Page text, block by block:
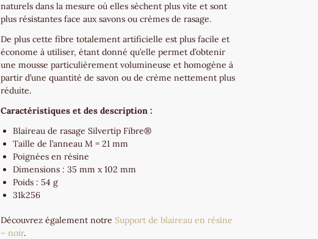
naturels dans la mesure où elles sèchent plus vite et sont
plus résistantes face aux savons ou crèmes de rasage.
De plus cette fibre totalement artificielle est plus facile et
économe à utiliser, étant donné qu’elle permet d’obtenir
une mousse particulièrement volumineuse et homogène à
partir d’une quantité de savon ou de crème nettement plus
réduite.
Caractéristiques et des description :
Blaireau de rasage Silvertip Fibre®
Taille de l’anneau M = 21 mm
Poignées en résine
Dimensions : 35 mm x 102 mm
Poids : 54 g
31k256
Découvrez également notre Support de blaireau en résine
– noir.